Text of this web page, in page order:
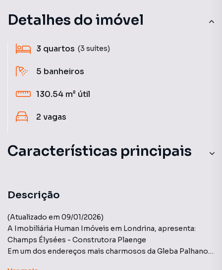
Detalhes do imóvel
3 quartos (3 suítes)
5 banheiros
130.54 m² útil
2 vagas
Características principais
Descrição
(Atualizado em 09/01/2026)
A Imobiliária Human Imóveis em Londrina, apresenta:
Champs Élysées - Construtora Plaenge
Em um dos endereços mais charmosos da Gleba Palhano,